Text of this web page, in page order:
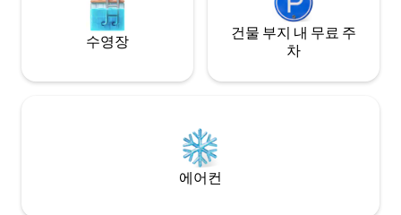
수영장
건물 부지 내 무료 주
차
에어컨